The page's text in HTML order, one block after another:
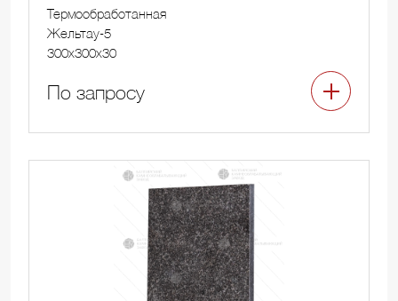
Термообработанная
Жельтау-5
300x300x30
По запросу